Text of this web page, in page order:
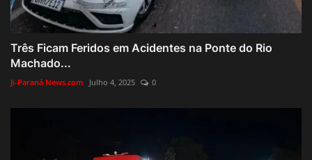
Três Ficam Feridos em Acidentes na Ponte do Rio
Machado...
Ji-Paraná News.com Julho 4, 2025 0